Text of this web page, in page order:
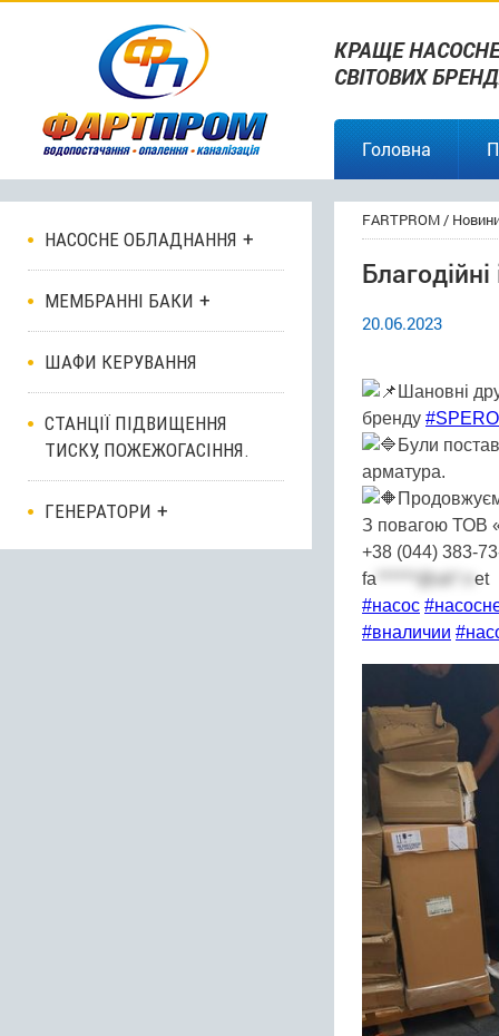
КРАЩЕ
СВІТОВИХ
Головна
НАСОСНЕ ОБЛАДНАННЯ
МЕМБРАННІ БАКИ
ШАФИ КЕРУВАННЯ
СТАНЦІЇ ПІДВИЩЕННЯ
ТИСКУ, ПОЖЕЖОГАСІННЯ.
ГЕНЕРАТОРИ
FARTPROM/
20.06.2023
Шановні
бренду
Були
арматура.
З повагою
+38 (044) 383-
fa ******@uk*.n et
#насос
#вналичии